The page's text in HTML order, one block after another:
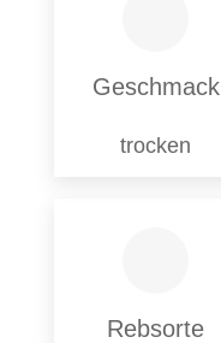
Geschmack
trocken
Rebsorte